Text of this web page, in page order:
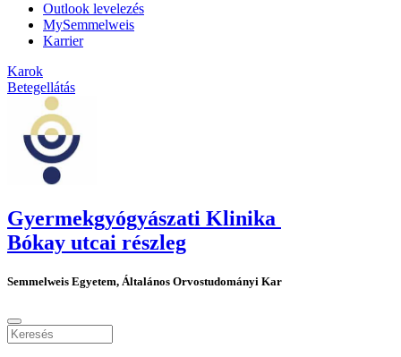
Outlook levelezés
MySemmelweis
Karrier
Karok
Betegellátás
Gyermekgyógyászati Klinika
Bókay utcai részleg
Semmelweis Egyetem, Általános Orvostudományi Kar